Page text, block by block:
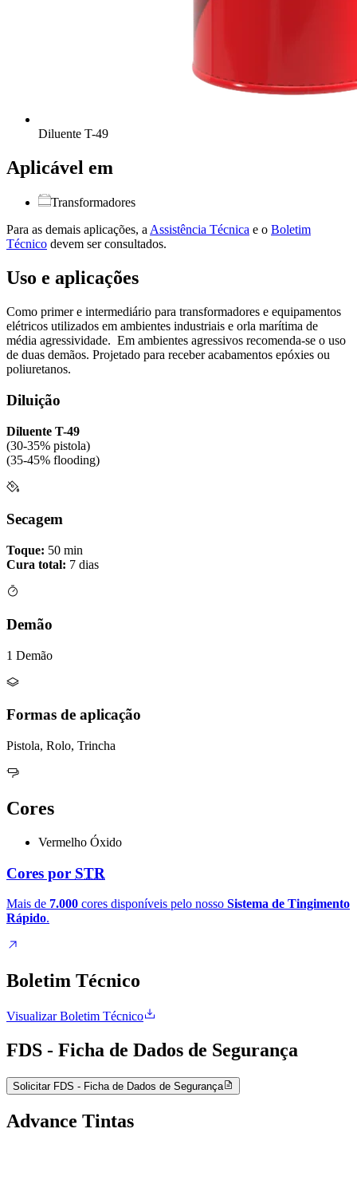
Diluente T-49
Aplicável em
Transformadores
Para as demais aplicações, aAssistência Técnica e o Boletim
Técnico devem ser consultados.
Uso e aplicações
Como primer e intermediário para transformadores e equipamentos
elétricos utilizados em ambientes industriais e orla marítima de
média agressividade. Em ambientes agressivos recomenda-se o uso
de duas demãos. Projetado para receber acabamentos epóxies ou
poliuretanos.
Diluição
Diluente T-49
(30-35% pistola)
(35-45% flooding)
Secagem
Toque: 50 min
Cura total: 7 dias
Demão
1 Demão
Formas de aplicação
Pistola, Rolo, Trincha
Cores
Vermelho Óxido
Cores por STR
Mais de 7.000 cores disponíveis pelo nosso Sistema de Tingimento
Rápido.
Boletim Técnico
Visualizar Boletim Técnico
FDS - Ficha de Dados de Segurança
Solicitar FDS - Ficha de Dados de Segurança
Advance Tintas